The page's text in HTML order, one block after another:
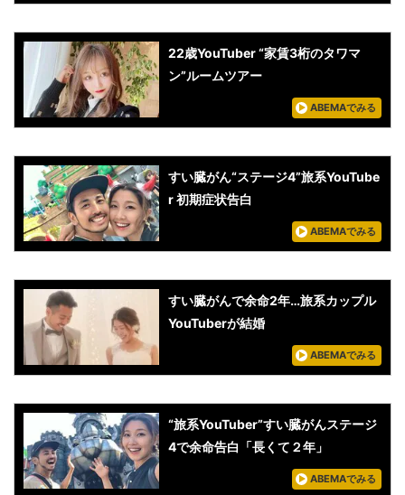
22歳YouTuber “家賃3桁のタワマ
ン”ルームツアー
ABEMAでみる
すい臓がん“ステージ4”旅系YouTube
r 初期症状告白
ABEMAでみる
すい臓がんで余命2年…旅系カップル
YouTuberが結婚
ABEMAでみる
“旅系YouTuber”すい臓がんステージ
4で余命告白「長くて２年」
ABEMAでみる